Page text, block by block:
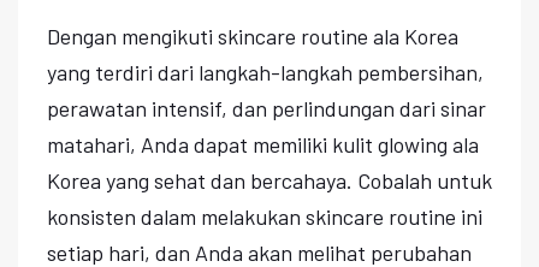
Dengan mengikuti skincare routine ala Korea
yang terdiri dari langkah-langkah pembersihan,
perawatan intensif, dan perlindungan dari sinar
matahari, Anda dapat memiliki kulit glowing ala
Korea yang sehat dan bercahaya. Cobalah untuk
konsisten dalam melakukan skincare routine ini
setiap hari, dan Anda akan melihat perubahan